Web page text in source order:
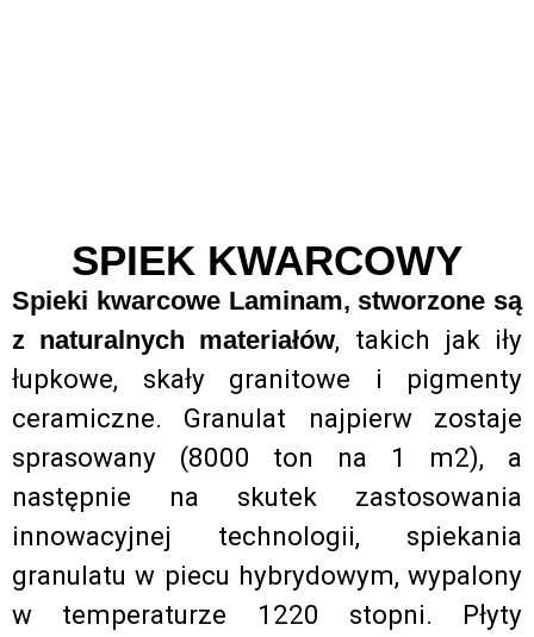
SPIEK KWARCOWY
Spieki kwarcowe Laminam, stworzone są
z naturalnych materiałów, takich jak iły
łupkowe, skały granitowe i pigmenty
ceramiczne. Granulat najpierw zostaje
sprasowany (8000 ton na 1 m2), a
następnie na skutek zastosowania
innowacyjnej technologii, spiekania
granulatu w piecu hybrydowym, wypalony
w temperaturze 1220 stopni. Płyty